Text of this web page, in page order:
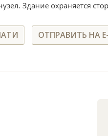
Здание охраняется
ОТПРАВИТЬ НА